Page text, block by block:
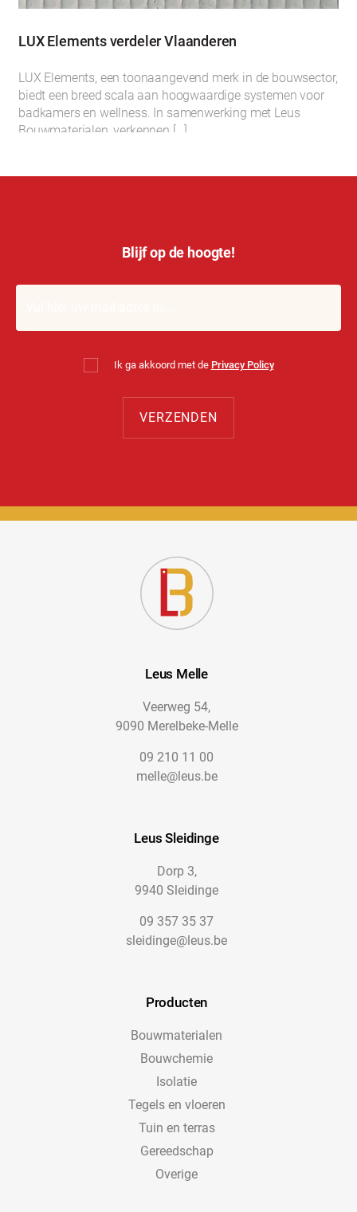
LUX Elements verdeler Vlaanderen
LUX Elements, een toonaangevend merk in de bouwsector,
biedt een breed scala aan hoogwaardige systemen voor
badkamers en wellness. In samenwerking met Leus
Bouwmaterialen, verkennen […]
Blijf op de hoogte!
Ik ga akkoord met de Privacy Policy
Leus Melle
Veerweg 54,
9090 Merelbeke-Melle
09 210 11 00
melle@leus.be
Leus Sleidinge
Dorp 3,
9940 Sleidinge
09 357 35 37
sleidinge@leus.be
Producten
Bouwmaterialen
Bouwchemie
Isolatie
Tegels en vloeren
Tuin en terras
Gereedschap
Overige